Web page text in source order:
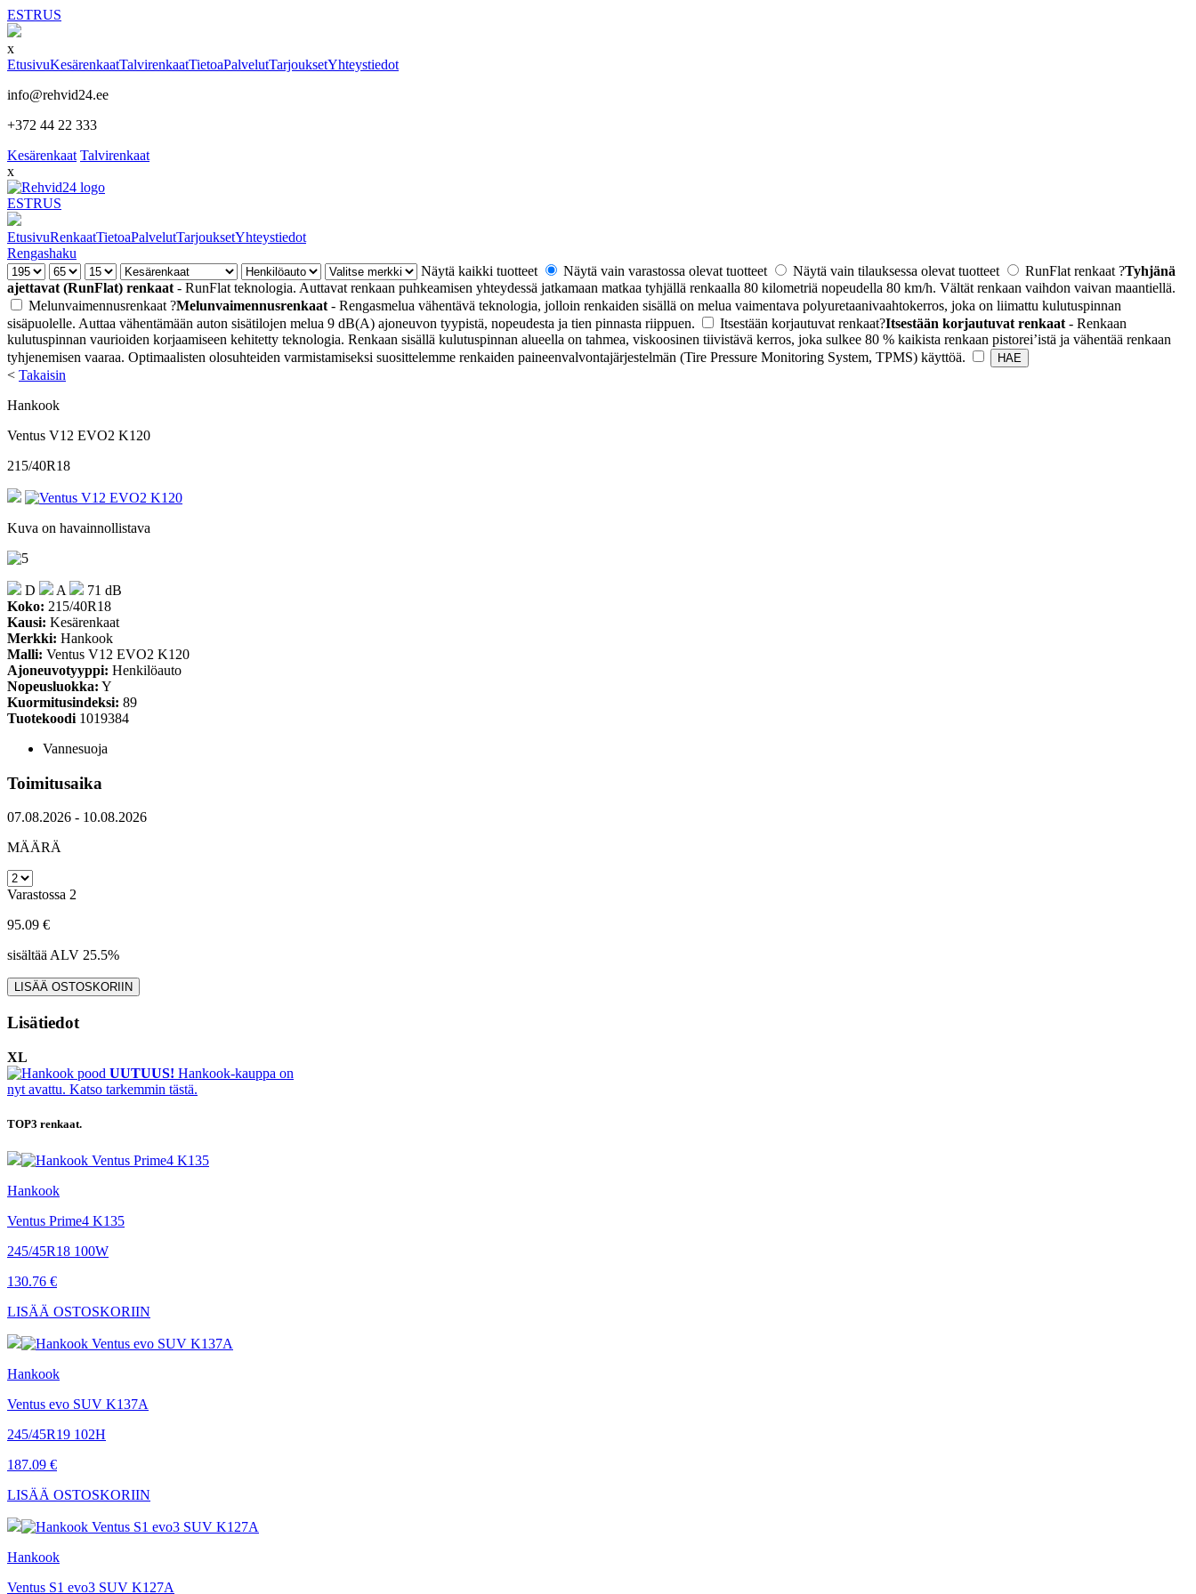
ESTRUS
x
EtusivuKesärenkaatTalvirenkaatTietoaPalvelutTarjouksetYhteystiedot
info@rehvid24.ee
+372 44 22 333
Kesärenkaat Talvirenkaat
x
ESTRUS
EtusivuRenkaatTietoaPalvelutTarjouksetYhteystiedot
Rengashaku
Näytä kaikki tuotteet
Näytä vain varastossa olevat tuotteet Näytä vain tilauksessa olevat tuotteet RunFlat renkaat ?Tyhjänä
ajettavat (RunFlat) renkaat - RunFlat teknologia. Auttavat renkaan puhkeamisen yhteydessä jatkamaan matkaa tyhjällä renkaalla 80 kilometriä nopeudella 80 km/h. Vältät renkaan vaihdon vaivan maantiellä.
Melunvaimennusrenkaat ?Melunvaimennusrenkaat - Rengasmelua vähentävä teknologia, jolloin renkaiden sisällä on melua vaimentava polyuretaanivaahtokerros, joka on liimattu kulutuspinnan
sisäpuolelle. Auttaa vähentämään auton sisätilojen melua 9 dB(A) ajoneuvon tyypistä, nopeudesta ja tien pinnasta riippuen.
Itsestään korjautuvat renkaat?Itsestään korjautuvat renkaat - Renkaan
kulutuspinnan vaurioiden korjaamiseen kehitetty teknologia. Renkaan sisällä kulutuspinnan alueella on tahmea, viskoosinen tiivistävä kerros, joka sulkee 80 % kaikista renkaan pistorei’istä ja vähentää renkaan
tyhjenemisen vaaraa. Optimaalisten olosuhteiden varmistamiseksi suosittelemme renkaiden paineenvalvontajärjestelmän (Tire Pressure Monitoring System, TPMS) käyttöä.
< Takaisin
Hankook
Ventus V12 EVO2 K120
215/40R18
Kuva on havainnollistava
D A
71 dB
Koko: 215/40R18
Kausi: Kesärenkaat
Merkki: Hankook
Malli: Ventus V12 EVO2 K120
Ajoneuvotyyppi: Henkilöauto
Nopeusluokka: Y
Kuormitusindeksi: 89
Tuotekoodi 1019384
Vannesuoja
Toimitusaika
07.08.2026 - 10.08.2026
MÄÄRÄ
Varastossa 2
95.09 €
sisältää ALV 25.5%
Lisätiedot
XL
UUTUUS! Hankook-kauppa on
nyt avattu. Katso tarkemmin tästä.
TOP3 renkaat.
Hankook
Ventus Prime4 K135
245/45R18 100W
130.76 €
LISÄÄ OSTOSKORIIN
Hankook
Ventus evo SUV K137A
245/45R19 102H
187.09 €
LISÄÄ OSTOSKORIIN
Hankook
Ventus S1 evo3 SUV K127A